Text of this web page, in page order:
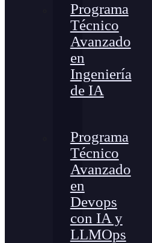
Programa
Técnico
Avanzado
en
Ingeniería
de IA
Programa
Técnico
Avanzado
en
Devops
con IA y
LLMOps